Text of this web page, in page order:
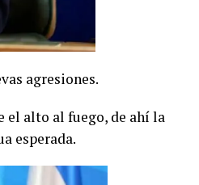
agresiones.
el alto al fuego, de ahí la
esperada.